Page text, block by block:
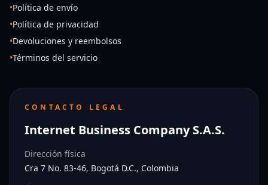
•Política de envío
•Política de privacidad
•Devoluciones y reembolsos
•Términos del servicio
CONTACTO LEGAL
Internet Business Company S.A.S.
Dirección física
Cra 7 No. 83-46, Bogotá D.C., Colombia